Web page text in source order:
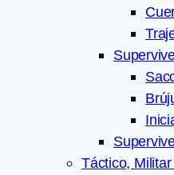
Táctico,